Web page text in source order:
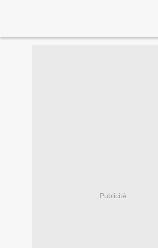
Publicité